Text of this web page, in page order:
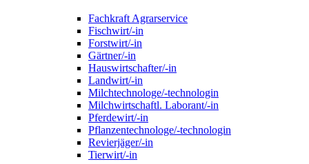
Fachkraft Agrarservice
Fischwirt/-in
Forstwirt/-in
Gärtner/-in
Hauswirtschafter/-in
Landwirt/-in
Milchtechnologe/-technologin
Milchwirtschaftl. Laborant/-in
Pferdewirt/-in
Pflanzentechnologe/-technologin
Revierjäger/-in
Tierwirt/-in